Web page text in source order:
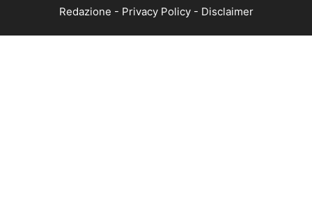
Redazione - Privacy Policy- Disclaimer